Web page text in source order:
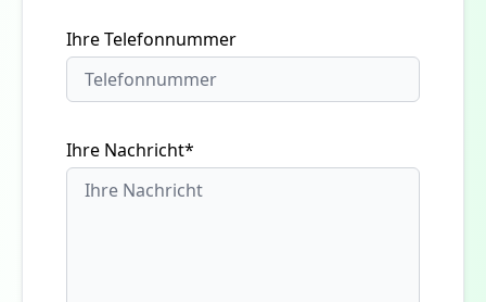
Ihre Telefonnummer
Ihre Nachricht*